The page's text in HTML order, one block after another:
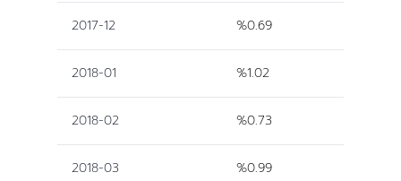
2017-12 %0.69
2018-01 %1.02
2018-02 %0.73
2018-03 %0.99